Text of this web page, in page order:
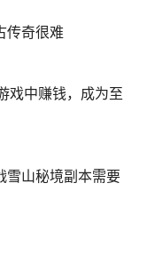
传奇很难
戏中赚钱，成为至
雪山秘境副本需要